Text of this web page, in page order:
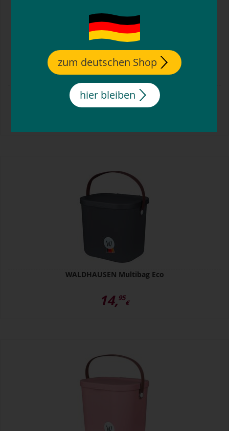
WALDHAUSEN Multibag Eco
WALDHAUSEN Multibag Eco
14,95
€
zum deutschen Shop
hier bleiben